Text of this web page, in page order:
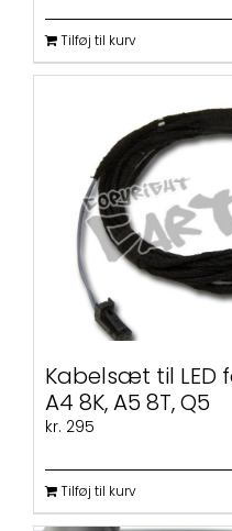
Tilføj til kurv
Kabelsæt til LED
A4 8K, A5 8T, Q5
kr. 295
Tilføj til kurv